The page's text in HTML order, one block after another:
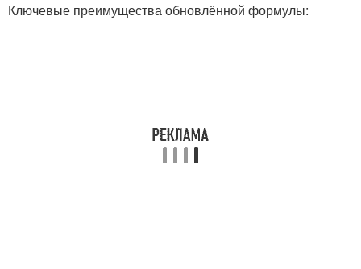
Ключевые преимущества обновлённой формулы: